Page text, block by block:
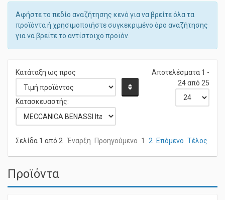
Αφήστε το πεδίο αναζήτησης κενό για να βρείτε όλα τα
προϊόντα ή χρησιμοποιήστε συγκεκριμένο όρο αναζήτησης
για να βρείτε το αντίστοιχο προϊόν.
Κατάταξη ως προς
Κατασκευαστής:
Αποτελέσματα 1 -
24 από 25
Έναρξη Προηγούμενο Επόμενο Τέλος
Προϊόντα